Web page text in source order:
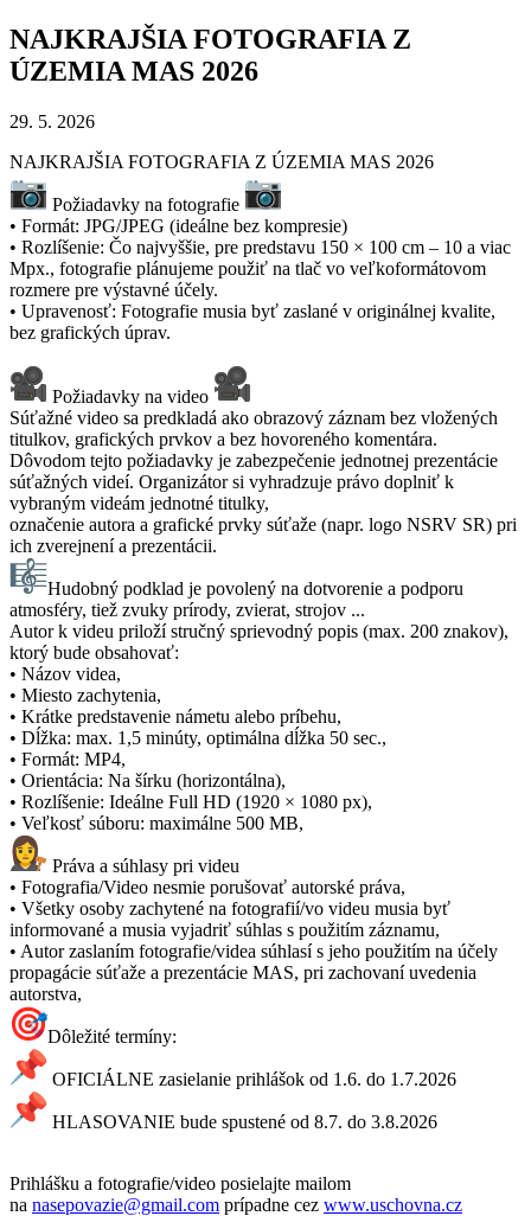
NAJKRAJŠIA FOTOGRAFIA Z
ÚZEMIA MAS 2026
29. 5. 2026
NAJKRAJŠIA FOTOGRAFIA Z ÚZEMIA MAS 2026
Požiadavky na fotografie
• Formát: JPG/JPEG (ideálne bez kompresie)
• Rozlíšenie: Čo najvyššie, pre predstavu 150 × 100 cm – 10 a viac
Mpx., fotografie plánujeme použiť na tlač vo veľkoformátovom
rozmere pre výstavné účely.
• Upravenosť: Fotografie musia byť zaslané v originálnej kvalite,
bez grafických úprav.
Požiadavky na video
Súťažné video sa predkladá ako obrazový záznam bez vložených
titulkov, grafických prvkov a bez hovoreného komentára.
Dôvodom tejto požiadavky je zabezpečenie jednotnej prezentácie
súťažných videí. Organizátor si vyhradzuje právo doplniť k
vybraným videám jednotné titulky,
označenie autora a grafické prvky súťaže (napr. logo NSRV SR) pri
ich zverejnení a prezentácii.
Hudobný podklad je povolený na dotvorenie a podporu
atmosféry, tiež zvuky prírody, zvierat, strojov ...
Autor k videu priloží stručný sprievodný popis (max. 200 znakov),
ktorý bude obsahovať:
• Názov videa,
• Miesto zachytenia,
• Krátke predstavenie námetu alebo príbehu,
• Dĺžka: max. 1,5 minúty, optimálna dĺžka 50 sec.,
• Formát: MP4,
• Orientácia: Na šírku (horizontálna),
• Rozlíšenie: Ideálne Full HD (1920 × 1080 px),
• Veľkosť súboru: maximálne 500 MB,
Práva a súhlasy pri videu
• Fotografia/Video nesmie porušovať autorské práva,
• Všetky osoby zachytené na fotografií/vo videu musia byť
informované a musia vyjadriť súhlas s použitím záznamu,
• Autor zaslaním fotografie/videa súhlasí s jeho použitím na účely
propagácie súťaže a prezentácie MAS, pri zachovaní uvedenia
autorstva,
Dôležité termíny:
OFICIÁLNE zasielanie prihlášok od 1.6. do 1.7.2026
HLASOVANIE bude spustené od 8.7. do 3.8.2026
Prihlášku a fotografie/video posielajte mailom
na nasepovazie@gmail.com prípadne cez www.uschovna.cz